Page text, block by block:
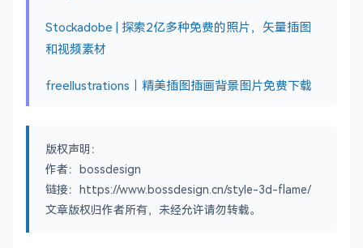
Stockadobe | 探索2亿多种免费的照片，矢量插图
和视频素材
freellustrations｜精美插图插画背景图片免费下载
版权声明：
作者：bossdesign
链接：https://www.bossdesign.cn/style-3d-flame/
文章版权归作者所有，未经允许请勿转载。